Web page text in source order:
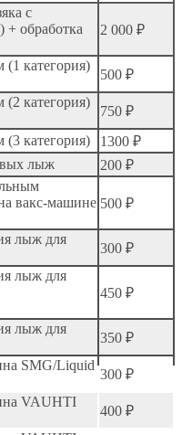
с
+ обработка
2 000 ₽
категория)
500 ₽
категория)
750 ₽
категория)
1300 ₽
лыж
200 ₽
вакс-машине 500 ₽
лыж для
300 ₽
лыж для
450 ₽
лыж для
350 ₽
SMG/Liquid
300 ₽
VAUHTI
400 ₽